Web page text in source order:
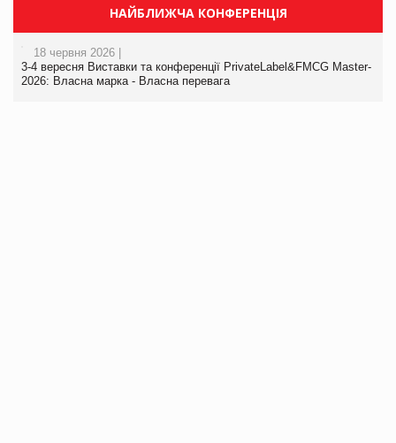
НАЙБЛИЖЧА КОНФЕРЕНЦІЯ
18 червня 2026 |
3-4 вересня Виставки та конференції PrivateLabel&FMCG Master-
2026: Власна марка - Власна перевага